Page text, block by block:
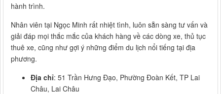
hành trình.
Nhân viên tại Ngọc Minh rất nhiệt tình, luôn sẵn sàng tư vấn và
giải đáp mọi thắc mắc của khách hàng về các dòng xe, thủ tục
thuê xe, cũng như gợi ý những điểm du lịch nổi tiếng tại địa
phương.
Địa chỉ: 51 Trần Hưng Đạo, Phường Đoàn Kết, TP Lai
Châu, Lai Châu